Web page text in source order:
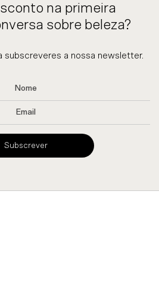
na primeira
sobre beleza?
subscreveres a nossa newsletter.
Subscrever